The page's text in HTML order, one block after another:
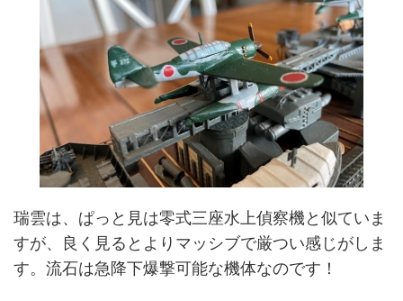
瑞雲は、ぱっと見は零式三座水上偵察機と似ていま
すが、良く見るとよりマッシブで厳つい感じがしま
す。流石は急降下爆撃可能な機体なのです！